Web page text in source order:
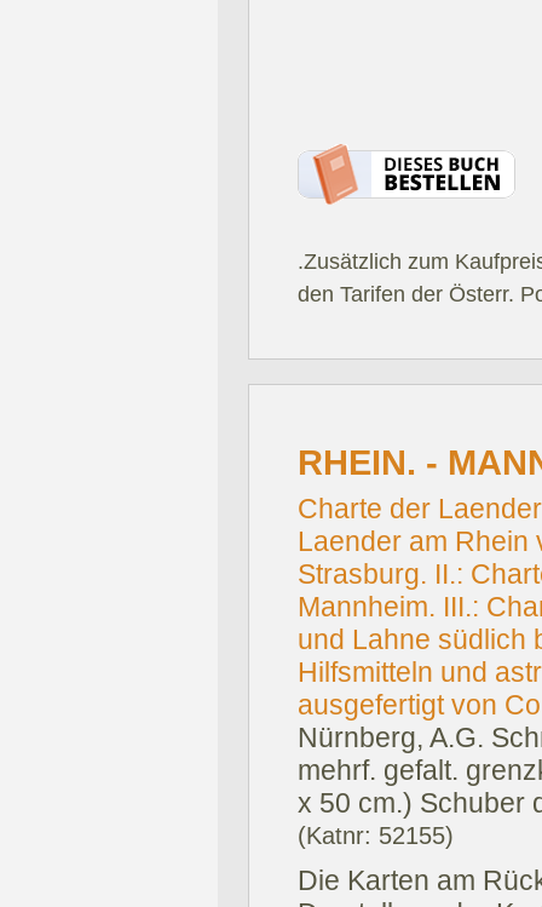
.Zusätzlich zum
den Tarifen der Österr.
RHEIN. -
Charte der
Laender am Rhein
Strasburg. II.:
Mannheim. III.:
und Lahne südlich
Hilfsmitteln und
ausgefertigt von
Nürnberg, A.G.
mehrf. gefalt.
x 50 cm.) Schuber
(Katnr: 52155)
Die Karten am